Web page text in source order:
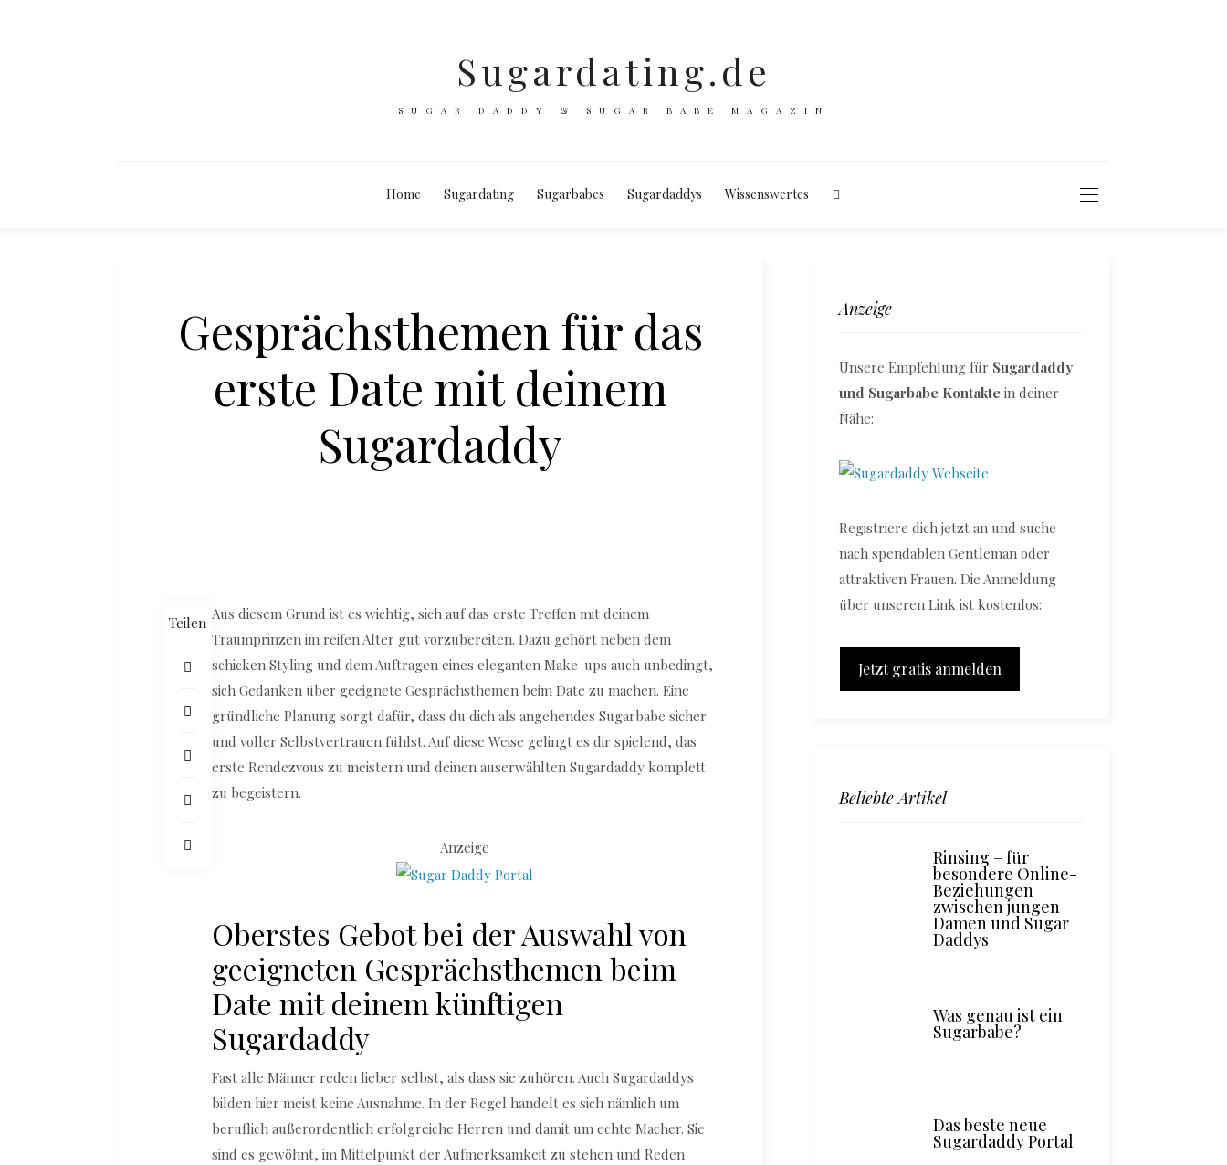
Sugardating.de
SUGAR DADDY & SUGAR BABE MAGAZIN
Home Sugardating Sugarbabes Sugardaddys Wissenswertes
Gesprächsthemen für das
erste Date mit deinem
Sugardaddy
Teilen Aus diesem Grund ist es wichtig, sich auf das erste Treffen mit deinem
Traumprinzen im reifen Alter gut vorzubereiten. Dazu gehört neben dem
schicken Styling und dem Auftragen eines eleganten Make-ups auch unbedingt,
sich Gedanken über geeignete Gesprächsthemen beim Date zu machen. Eine
gründliche Planung sorgt dafür, dass du dich als angehendes Sugarbabe sicher
und voller Selbstvertrauen fühlst. Auf diese Weise gelingt es dir spielend, das
erste Rendezvous zu meistern und deinen auserwählten Sugardaddy komplett
zu begeistern.
Anzeige
Oberstes Gebot bei der Auswahl von
geeigneten Gesprächsthemen beim
Date mit deinem künftigen
Sugardaddy
Fast alle Männer reden lieber selbst, als dass sie zuhören. Auch Sugardaddys
bilden hier meist keine Ausnahme. In der Regel handelt es sich nämlich um
beruflich außerordentlich erfolgreiche Herren und damit um echte Macher. Sie
sind es gewöhnt, im Mittelpunkt der Aufmerksamkeit zu stehen und Reden
Anzeige
Unsere Empfehlung für Sugardaddy
und Sugarbabe Kontakte in deiner
Nähe:
Registriere dich jetzt an und suche
nach spendablen Gentleman oder
attraktiven Frauen. Die Anmeldung
über unseren Link ist kostenlos:
Jetzt gratis anmelden
Beliebte Artikel
Rinsing – für
besondere Online-
Beziehungen
zwischen jungen
Damen und Sugar
Daddys
Was genau ist ein
Sugarbabe?
Das beste neue
Sugardaddy Portal